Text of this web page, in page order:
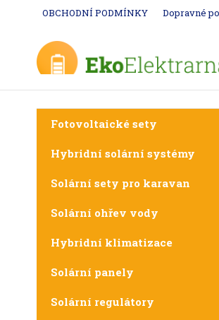
OBCHODNÍ PODMÍNKY Dopravné
Fotovoltaické sety
Hybridní solární systémy
Solární sety pro karavan
Solární ohřev vody
Hybridní klimatizace
Solární panely
Solární regulátory